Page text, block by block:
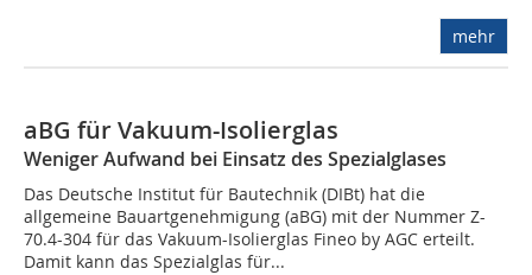
mehr
aBG für Vakuum-Isolierglas
Weniger Aufwand bei Einsatz des Spezialglases
Das Deutsche Institut für Bautechnik (DIBt) hat die
allgemeine Bauartgenehmigung (aBG) mit der Nummer Z-
70.4-304 für das Vakuum-Isolierglas Fineo by AGC erteilt.
Damit kann das Spezialglas für...